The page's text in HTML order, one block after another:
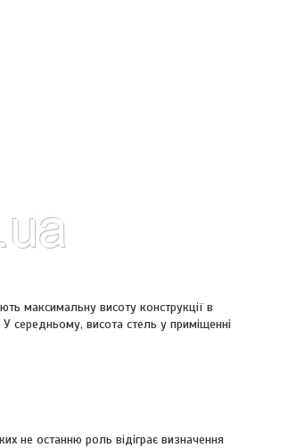
максимальну висоту конструкції в
середньому, висота стель у приміщенні
не останню роль відіграє визначення